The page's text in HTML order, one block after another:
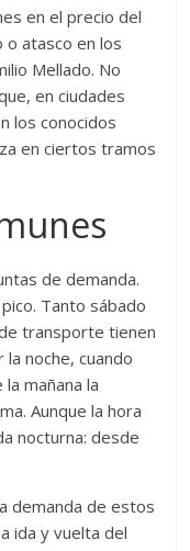
en el precio del
o atasco en los
Mellado. No
en ciudades
los conocidos
en ciertos tramos
de demanda.
Tanto sábado
transporte tienen
noche, cuando
la mañana la
Aunque la hora
nocturna: desde
demanda de estos
ida y vuelta del